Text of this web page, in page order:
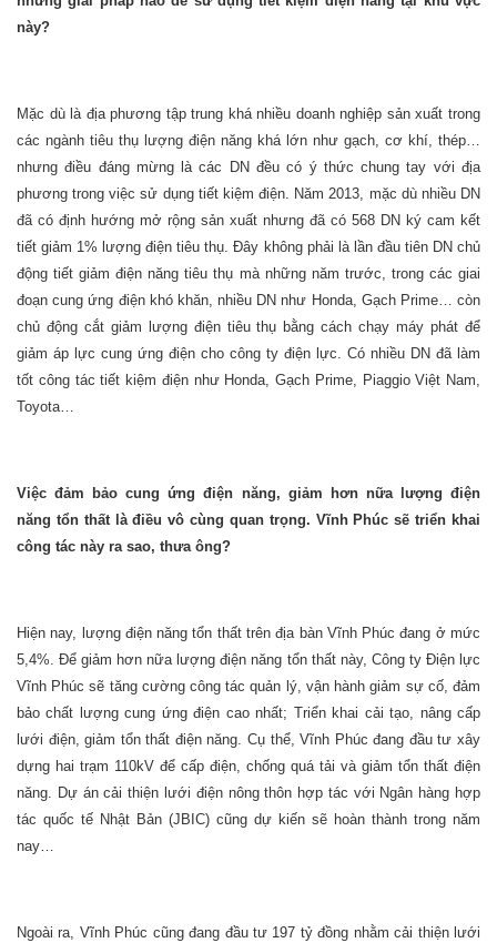
này?
Mặc dù là địa phương tập trung khá nhiều doanh nghiệp sản xuất trong
các ngành tiêu thụ lượng điện năng khá lớn như gạch, cơ khí, thép…
nhưng điều đáng mừng là các DN đều có ý thức chung tay với địa
phương trong việc sử dụng tiết kiệm điện. Năm 2013, mặc dù nhiều DN
đã có định hướng mở rộng sản xuất nhưng đã có 568 DN ký cam kết
tiết giảm 1% lượng điện tiêu thụ. Đây không phải là lần đầu tiên DN chủ
động tiết giảm điện năng tiêu thụ mà những năm trước, trong các giai
đoạn cung ứng điện khó khăn, nhiều DN như Honda, Gạch Prime… còn
chủ động cắt giảm lượng điện tiêu thụ bằng cách chạy máy phát để
giảm áp lực cung ứng điện cho công ty điện lực. Có nhiều DN đã làm
tốt công tác tiết kiệm điện như Honda, Gạch Prime, Piaggio Việt Nam,
Toyota…
Việc đảm bảo cung ứng điện năng, giảm hơn nữa lượng điện
năng tổn thất là điều vô cùng quan trọng. Vĩnh Phúc sẽ triển khai
công tác này ra sao, thưa ông?
Hiện nay, lượng điện năng tổn thất trên địa bàn Vĩnh Phúc đang ở mức
5,4%. Để giảm hơn nữa lượng điện năng tổn thất này, Công ty Điện lực
Vĩnh Phúc sẽ tăng cường công tác quản lý, vận hành giảm sự cố, đảm
bảo chất lượng cung ứng điện cao nhất; Triển khai cải tạo, nâng cấp
lưới điện, giảm tổn thất điện năng. Cụ thể, Vĩnh Phúc đang đầu tư xây
dựng hai trạm 110kV để cấp điện, chống quá tải và giảm tổn thất điện
năng. Dự án cải thiện lưới điện nông thôn hợp tác với Ngân hàng hợp
tác quốc tế Nhật Bản (JBIC) cũng dự kiến sẽ hoàn thành trong năm
nay…
Ngoài ra, Vĩnh Phúc cũng đang đầu tư 197 tỷ đồng nhằm cải thiện lưới